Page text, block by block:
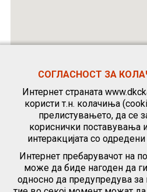
СОГЛАСНОСТ ЗА
Интернет страната
користи т.н. колачиња
прелистувањето, да се
кориснички поставувања
интеракцијата со
Интернет пребарувачот на
може да биде нагоден да
односно да предупредува за